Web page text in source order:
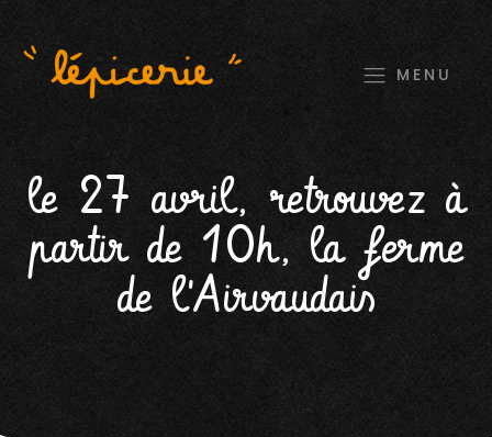
MENU
le 27 avril, retrouvez à
partir de 10h, la ferme
de l'Airvaudais